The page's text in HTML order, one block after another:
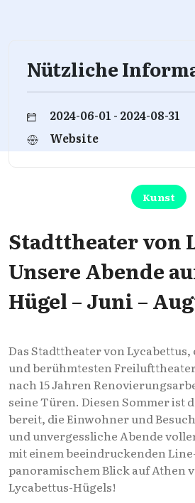
Nützliche
2024-06-01 - 2024-08-31
Website
Kunst
Stadttheater von
Unsere Abende
Hügel – Juni –
Das Stadttheater von Lycabettus,
und berühmtesten
nach 15 Jahren
seine Türen. Diesen Sommer ist
bereit, die Einwohner und
und unvergessliche Abende
mit einem beeindruckenden
panoramischem Blick auf Athen
Lycabettus-Hügels!